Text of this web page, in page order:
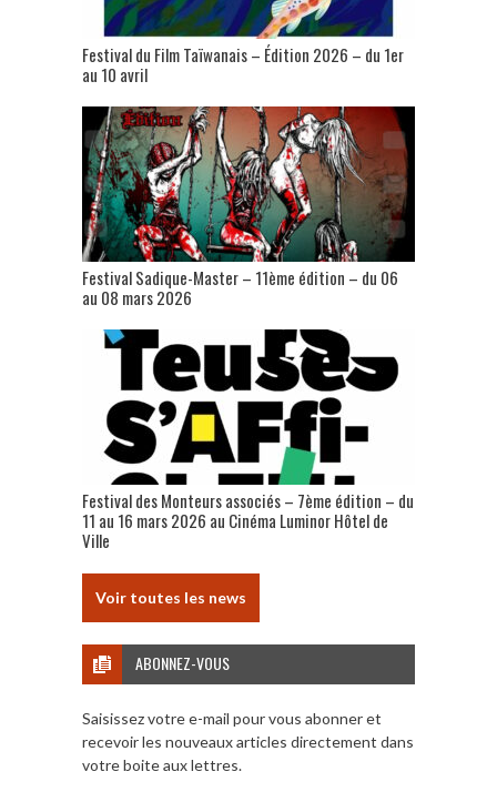
Festival du Film Taïwanais – Édition 2026 – du 1er
au 10 avril
Festival Sadique-Master – 11ème édition – du 06
au 08 mars 2026
Festival des Monteurs associés – 7ème édition – du
11 au 16 mars 2026 au Cinéma Luminor Hôtel de
Ville
Voir toutes les news
ABONNEZ-VOUS
Saisissez votre e-mail pour vous abonner et
recevoir les nouveaux articles directement dans
votre boite aux lettres.